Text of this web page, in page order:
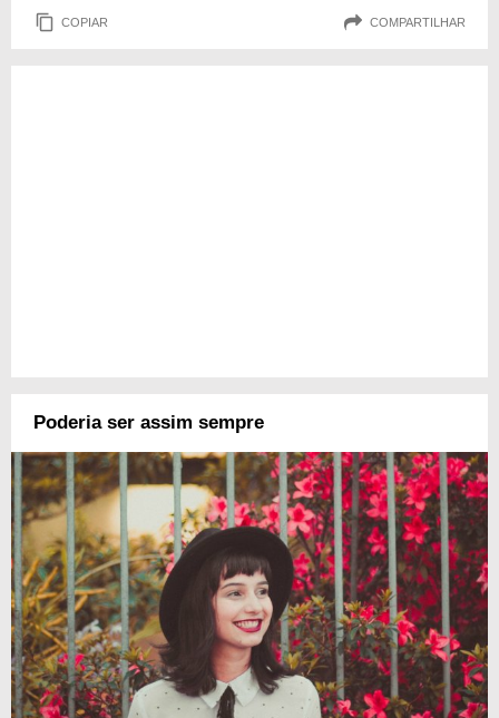
COPIAR COMPARTILHAR
Poderia ser assim sempre